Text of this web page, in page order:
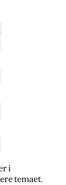
i
temaet.